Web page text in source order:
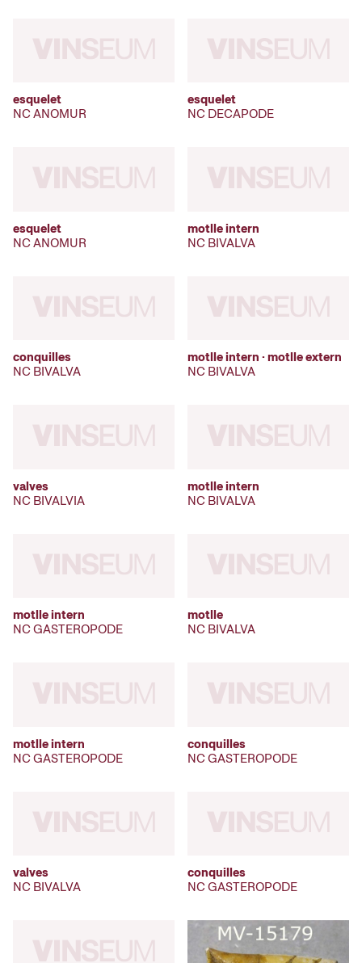
esquelet
NC ANOMUR
esquelet
NC DECAPODE
esquelet
NC ANOMUR
motlle intern
NC BIVALVA
conquilles
NC BIVALVA
motlle intern · motlle extern
NC BIVALVA
valves
NC BIVALVIA
motlle intern
NC BIVALVA
motlle intern
NC GASTEROPODE
motlle
NC BIVALVA
motlle intern
NC GASTEROPODE
conquilles
NC GASTEROPODE
valves
NC BIVALVA
conquilles
NC GASTEROPODE